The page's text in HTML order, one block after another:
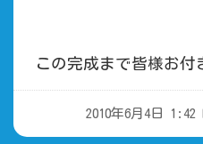
この完成まで皆様お付
2010年6月4日 1:42